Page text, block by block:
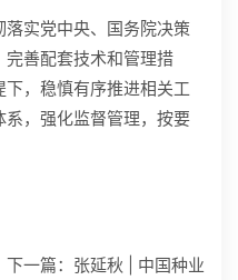
实党中央、国务院决策
善配套技术和管理措
，稳慎有序推进相关工
，强化监督管理，按要
下一篇： 张延秋 | 中国种业